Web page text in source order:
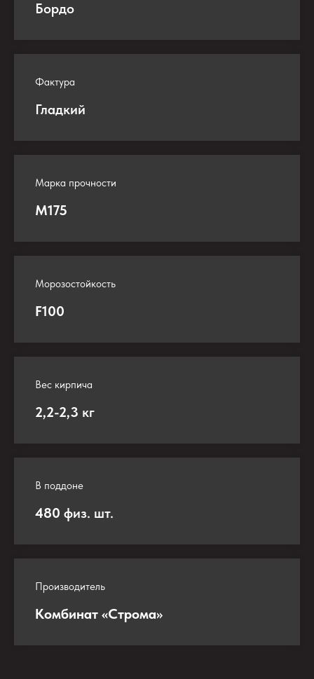
Бордо
Фактура
Гладкий
Марка прочности
М175
Морозостойкость
F100
Вес кирпича
2,2-2,3 кг
В поддоне
480 физ. шт.
Производитель
Комбинат «Строма»